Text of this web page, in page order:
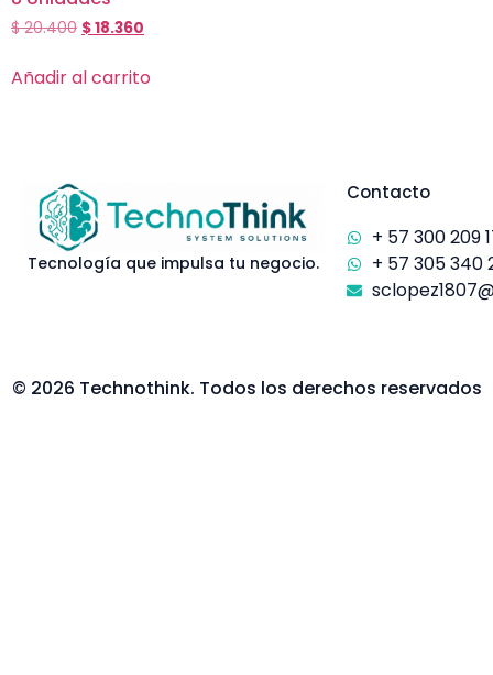
$20.400 $18.360
Añadir al carrito
Tecnología que impulsa tu negocio.
Contacto
+ 57 300 209
+ 57 305 340
© 2026 Technothink. Todos los derechos reservados